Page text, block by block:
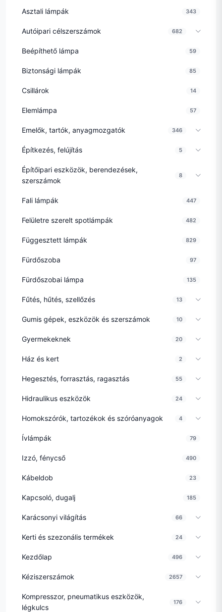
Asztali lámpák 343
Autóipari célszerszámok 682
Beépíthető lámpa 59
Biztonsági lámpák 85
Csillárok 14
Elemlámpa 57
Emelők, tartók, anyagmozgatók 346
Építkezés, felújítás 5
Építőipari eszközök, berendezések,
szerszámok
8
Fali lámpák 447
Felületre szerelt spotlámpák 482
Függesztett lámpák 829
Fürdőszoba 97
Fürdőszobai lámpa 135
Fűtés, hűtés, szellőzés 13
Gumis gépek, eszközök és szerszámok 10
Gyermekeknek 20
Ház és kert 2
Hegesztés, forrasztás, ragasztás 55
Hidraulikus eszközök 24
Homokszórók, tartozékok és szóróanyagok 4
Ívlámpák 79
Izzó, fénycső 490
Kábeldob 23
Kapcsoló, dugalj 185
Karácsonyi világítás 66
Kerti és szezonális termékek 24
Kezdőlap 496
Kéziszerszámok 2657
Kompresszor, pneumatikus eszközök,
légkulcs
176